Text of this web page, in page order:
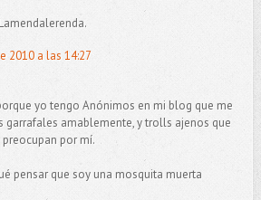
2010 a las 14:27
yo tengo Anónimos en mi blog que me
garrafales amablemente, y trolls ajenos que
por mí.
pensar que soy una mosquita muerta